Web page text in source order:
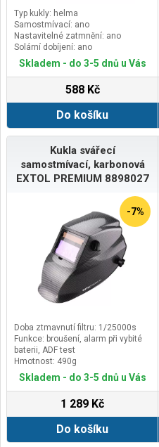
Typ kukly: helma
Samostmívací: ano
Nastavitelné zatmnění: ano
Solární dobíjení: ano
Skladem - do 3-5 dnů u Vás
588 Kč
Do košíku
Kukla svářecí
samostmívací, karbonová
EXTOL PREMIUM 8898027
-7%
Doba ztmavnutí filtru: 1/25000s
Funkce: broušení, alarm při vybité
baterii, ADF test
Hmotnost: 490g
Napájení: solární články, výměnné
baterie
Skladem - do 3-5 dnů u Vás
1 289 Kč
Do košíku